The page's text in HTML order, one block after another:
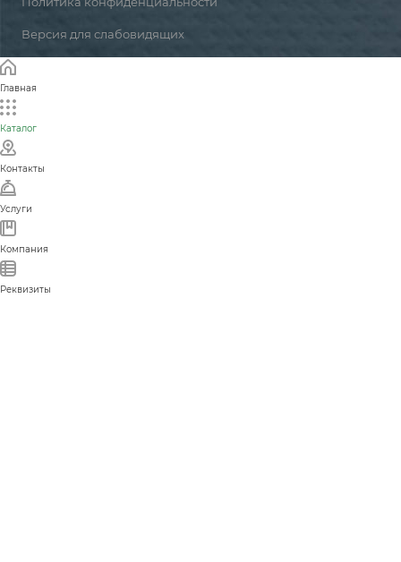
Версия для слабовидящих
Главная
Каталог
Контакты
Услуги
Компания
Реквизиты